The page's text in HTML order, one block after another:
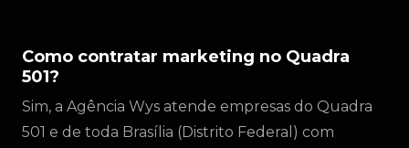
Como contratar marketing no Quadra
501?
Sim, a Agência Wys atende empresas do Quadra
501 e de toda Brasília (Distrito Federal) com